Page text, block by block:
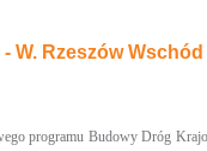
W. Rzeszów Wschód
programu Budowy Dróg